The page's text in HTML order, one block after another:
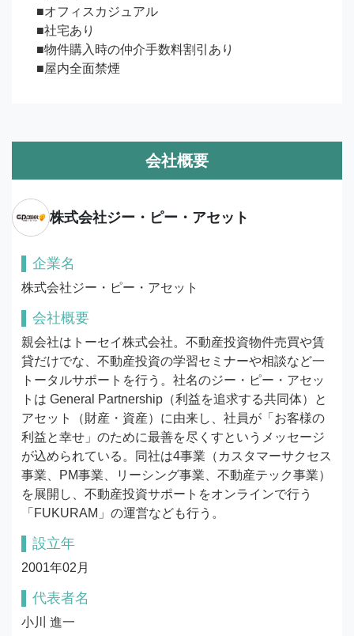
■オフィスカジュアル
■社宅あり
■物件購入時の仲介手数料割引あり
■屋内全面禁煙
会社概要
株式会社ジー・ピー・アセット
企業名
株式会社ジー・ピー・アセット
会社概要
親会社はトーセイ株式会社。不動産投資物件売買や賃
貸だけでな、不動産投資の学習セミナーや相談など一
トータルサポートを行う。社名のジー・ピー・アセッ
トは General Partnership（利益を追求する共同体）と
アセット（財産・資産）に由来し、社員が「お客様の
利益と幸せ」のために最善を尽くすというメッセージ
が込められている。同社は4事業（カスタマーサクセス
事業、PM事業、リーシング事業、不動産テック事業）
を展開し、不動産投資サポートをオンラインで行う
「FUKURAM」の運営なども行う。
設立年
2001年02月
代表者名
小川 進一